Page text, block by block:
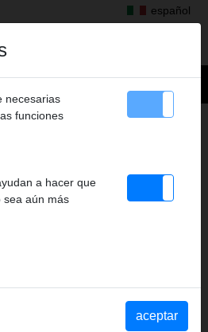
español
Peines tipo Strehler
tipo Strehler y portapeines, Peines
necesarias
funciones
a hacer que
sea aún más
aceptar